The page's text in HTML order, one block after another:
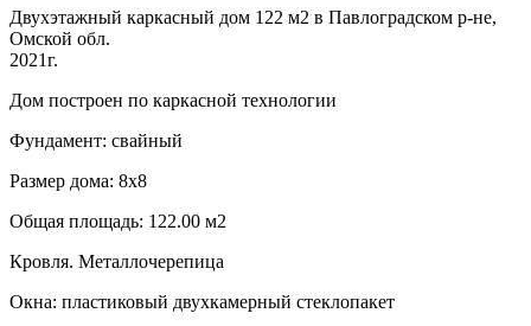
Двухэтажный каркасный дом 122 м2 в Павлоградском р-не,
Омской обл.
2021г.
Дом построен по каркасной технологии
Фундамент: свайный
Размер дома: 8х8
Общая площадь: 122.00 м2
Кровля. Металлочерепица
Окна: пластиковый двухкамерный стеклопакет